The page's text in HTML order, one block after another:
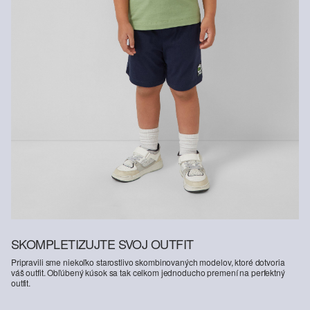
SKOMPLETIZUJTE SVOJ OUTFIT
Pripravili sme niekoľko starostlivo skombinovaných modelov, ktoré dotvoria
váš outfit. Obľúbený kúsok sa tak celkom jednoducho premení na perfektný
outfit.